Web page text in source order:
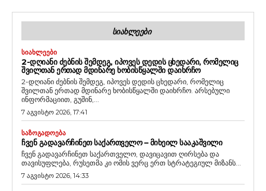
ᲡᲘᲐᲮᲚᲔᲔᲑᲘ
ᲡᲘᲐᲮᲚᲔᲔᲑᲘ
2-ᲓᲦᲘᲐᲜᲘ ᲫᲔᲑᲜᲘᲡ ᲨᲔᲛᲓᲔᲒ, ᲘᲞᲝᲕᲔᲡ ᲓᲔᲓᲘᲡ ᲪᲮᲔᲓᲐᲠᲘ, ᲠᲝᲛᲔᲚᲘᲪ
ᲨᲕᲘᲚᲗᲐᲜ ᲔᲠᲗᲐᲓ ᲛᲓᲘᲜᲐᲠᲔ ᲮᲝᲑᲘᲡᲬᲧᲐᲚᲨᲘ ᲓᲐᲘᲮᲠᲩᲝ
2-დღიანი ძებნის შემდეგ, იპოვეს დედის ცხედარი, რომელიც
შვილთან ერთად მდინარე ხობისწყალში დაიხრჩო. არსებული
ინფორმაციით, გუშინ,...
7 აგვისტო 2026, 17:41
ᲡᲐᲖᲝᲒᲐᲓᲝᲔᲑᲐ
ᲩᲕᲔᲜ ᲒᲐᲓᲐᲕᲐᲠᲩᲘᲜᲔᲗ ᲡᲐᲥᲐᲠᲗᲕᲔᲚᲝ – ᲛᲘᲮᲔᲘᲚ ᲡᲐᲐᲙᲐᲨᲕᲘᲚᲘ
ჩვენ გადავარჩინეთ საქართველო, დავიცავით ღირსება და
თავისუფლება, რუსეთმა კი ომის ვერც ერთ სტრატეგიულ მიზანს...
7 აგვისტო 2026, 14:33